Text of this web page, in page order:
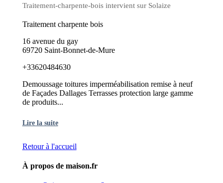
Traitement-charpente-bois intervient sur Solaize
Traitement charpente bois
16 avenue du gay
69720 Saint-Bonnet-de-Mure
+33620484630
Demoussage toitures imperméabilisation remise à neuf
de Façades Dallages Terrasses protection large gamme
de produits...
Lire la suite
Retour à l'accueil
À propos de maison.fr